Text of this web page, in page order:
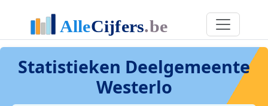
Statistieken Deelgemeente
Westerlo